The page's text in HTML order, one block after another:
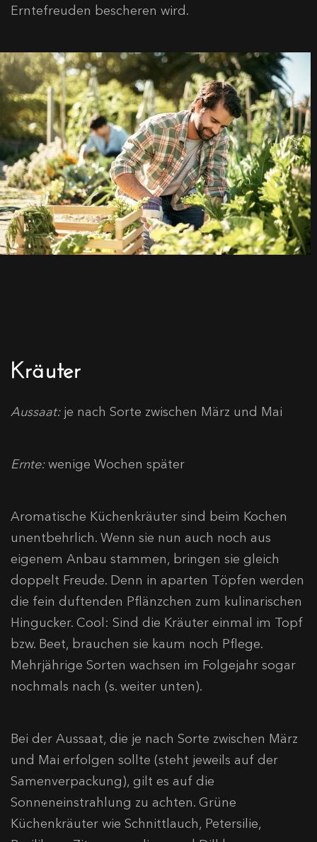
Erntefreuden bescheren wird.
Kräuter
Aussaat:je nach Sorte zwischen März und Mai
Ernte:wenige Wochen später
Aromatische Küchenkräuter sind beim Kochen
unentbehrlich. Wenn sie nun auch noch aus
eigenem Anbau stammen, bringen sie gleich
doppelt Freude. Denn in aparten Töpfen werden
die fein duftenden Pflänzchen zum kulinarischen
Hingucker. Cool: Sind die Kräuter einmal im Topf
bzw. Beet, brauchen sie kaum noch Pflege.
Mehrjährige Sorten wachsen im Folgejahr sogar
nochmals nach (s. weiter unten).
Bei der Aussaat, die je nach Sorte zwischen März
und Mai erfolgen sollte (steht jeweils auf der
Samenverpackung), gilt es auf die
Sonneneinstrahlung zu achten. Grüne
Küchenkräuter wie Schnittlauch, Petersilie,